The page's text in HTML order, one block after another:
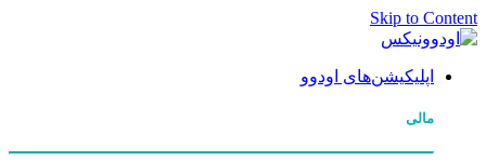
Skip to Content
اپلیکیشن‌های اودوو
مالی